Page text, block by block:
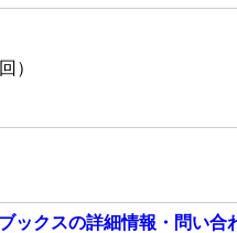
）
ックスの詳細情報・問い合